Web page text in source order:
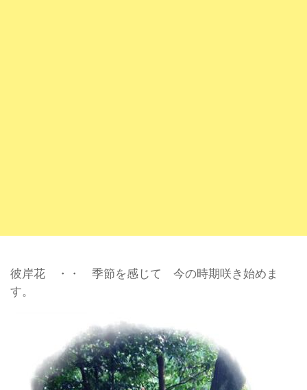
彼岸花 ・・ 季節を感じて 今の時期咲き始めま
す。